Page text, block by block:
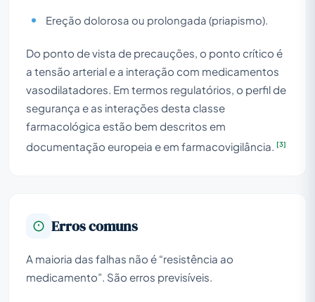
Ereção dolorosa ou prolongada (priapismo).
Do ponto de vista de precauções, o ponto crítico é
a tensão arterial e a interação com medicamentos
vasodilatadores. Em termos regulatórios, o perfil de
segurança e as interações desta classe
farmacológica estão bem descritos em
documentação europeia e em farmacovigilância.
[3]
Erros comuns
A maioria das falhas não é “resistência ao
medicamento”. São erros previsíveis.